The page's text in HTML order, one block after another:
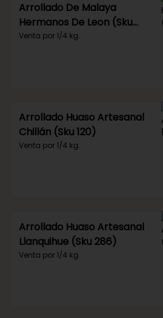
Arrollado De Malaya
Hermanos De Leon (Sku
293)
Venta por 1/4 kg.
Arrollado Huaso Artesanal
Chillán (Sku 120)
Venta por 1/4 kg.
Arrollado Huaso Artesanal
Llanquihue (Sku 286)
Venta por 1/4 kg.